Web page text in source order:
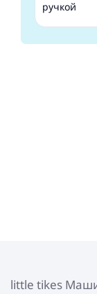
ручкой
little tikes